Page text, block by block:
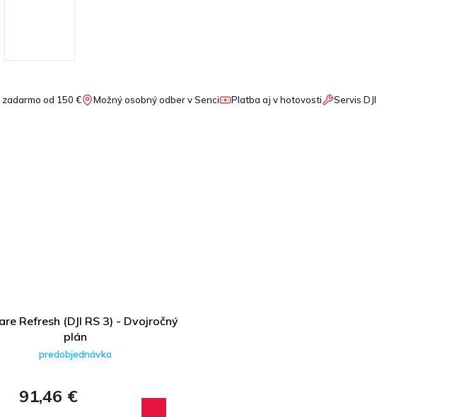
od 150 € Možný osobný odber v Senci Platba aj v hotovosti Servis DJI
Refresh (DJI RS 3) - Dvojročný
plán
predobjednávka
91,46 €